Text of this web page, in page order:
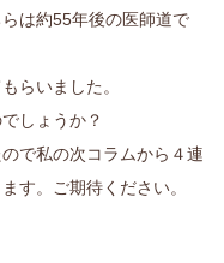
は約55年後の医師道で
らいました。
しょうか？
で私の次コラムから４連
す。ご期待ください。